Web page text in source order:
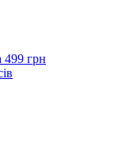
499 грн